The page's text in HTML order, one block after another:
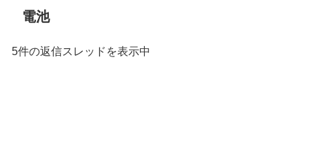
電池
5件の返信スレッドを表示中